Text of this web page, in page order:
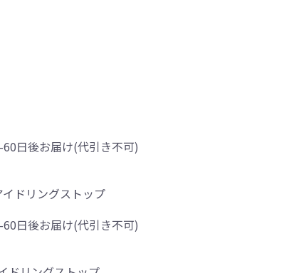
日後お届け(代引き不可)
ドリングストップ
日後お届け(代引き不可)